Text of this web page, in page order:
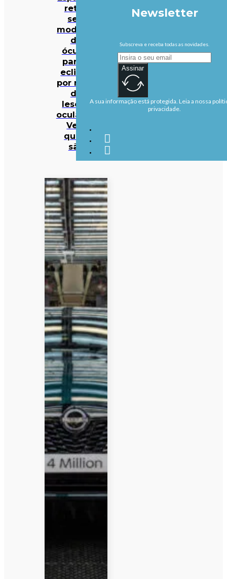
retira
seis
modelos
de
óculos
para o
eclipse
por risco
de
lesões
oculares.
Veja
quais
são
Newsletter
Subscreva e receba todas as novidades.
Assinar
A sua informação está protegida. Leia a nossa
privacidade.